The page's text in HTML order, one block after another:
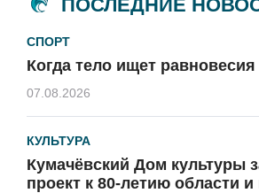
ПОСЛЕДНИЕ
СПОРТ
Когда тело ищет равновесия
07.08.2026
КУЛЬТУРА
Кумачёвский Дом культуры
проект к 80-летию области и